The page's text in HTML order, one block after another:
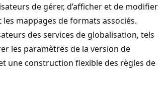
de gérer, d’afficher et de modifier
mappages de formats associés.
des services de globalisation, tels
les paramètres de la version de
une construction flexible des règles de